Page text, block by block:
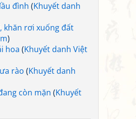
đình (Khuyết danh
khăn rơi xuống đất
)
hoa (Khuyết danh Việt
rào (Khuyết danh
còn mặn (Khuyết